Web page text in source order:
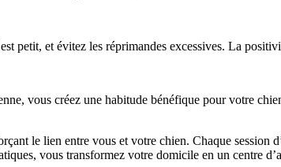
petit, et évitez les réprimandes excessives. La
vous créez une habitude bénéfique pour votre
le lien entre vous et votre chien. Chaque session
vous transformez votre domicile en un centre